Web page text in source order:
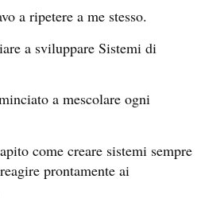
a ripetere a me stesso.
a sviluppare Sistemi di
a mescolare ogni
come creare sistemi sempre
prontamente ai